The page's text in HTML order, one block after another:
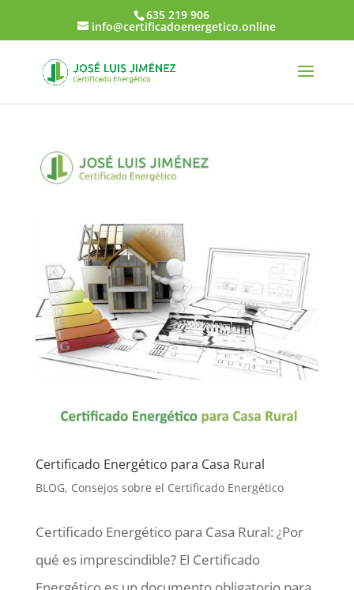
635 219 906
info@certificadoenergetico.online
Certificado Energético para Casa Rural
BLOG, Consejos sobre el Certificado Energético
Certificado Energético para Casa Rural: ¿Por
qué es imprescindible? El Certificado